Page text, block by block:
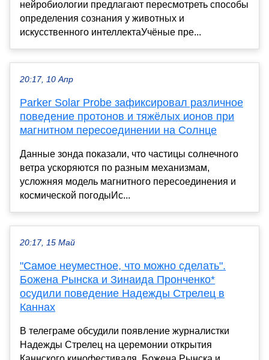
нейробиологии предлагают пересмотреть способы
определения сознания у животных и
искусственного интеллектаУчёные пре...
20:17, 10 Апр
Parker Solar Probe зафиксировал различное
поведение протонов и тяжёлых ионов при
магнитном пересоединении на Солнце
Данные зонда показали, что частицы солнечного
ветра ускоряются по разным механизмам,
усложняя модель магнитного пересоединения и
космической погодыИс...
20:17, 15 Май
"Самое неуместное, что можно сделать".
Божена Рынска и Зинаида Пронченко*
осудили поведение Надежды Стрелец в
Каннах
В телеграме обсудили появление журналистки
Надежды Стрелец на церемонии открытия